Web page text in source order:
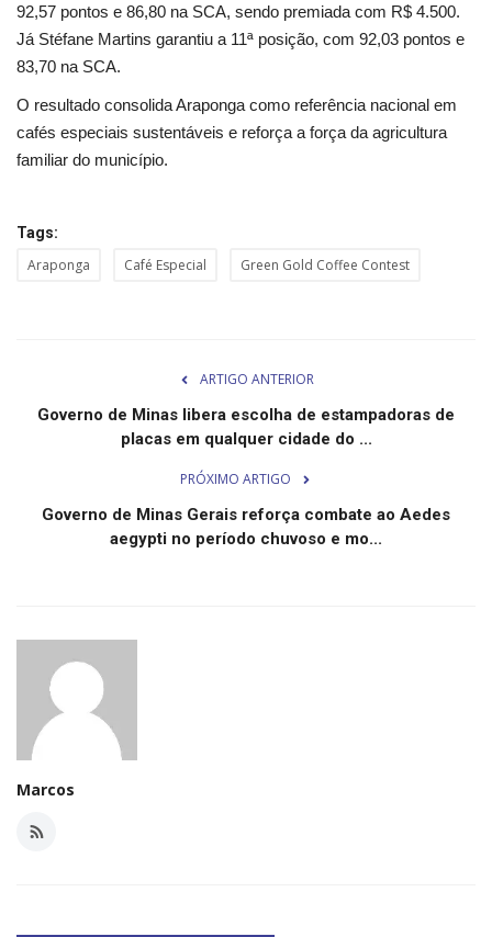
Brasil
Minas Gerais
92,57 pontos e 86,80 na SCA, sendo premiada com R$ 4.500.
Já Stéfane Martins garantiu a 11ª posição, com 92,03 pontos e
83,70 na SCA.
O resultado consolida Araponga como referência nacional em
cafés especiais sustentáveis e reforça a força da agricultura
familiar do município.
Tags:
Araponga Café Especial Green Gold Coffee Contest
ARTIGO ANTERIOR
Governo de Minas libera escolha de estampadoras de
placas em qualquer cidade do ...
PRÓXIMO ARTIGO
Governo de Minas Gerais reforça combate ao Aedes
aegypti no período chuvoso e mo...
Marcos